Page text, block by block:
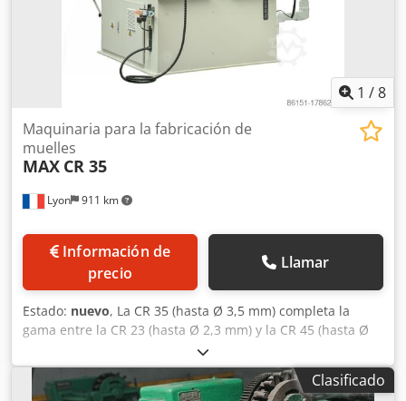
1 /8
Lyon 911 km
Maquinaria para la fabricación de
muelles
MAX CR 35
Información de
precio
Llamar
Estado: nuevo, La CR 35 (hasta Ø 3,5 mm) completa la
gama entre la CR 23 (hasta Ø 2,3 mm) y la CR 45 (hasta Ø
4,5 mm). La máquina tiene entre 12 y 16 ejes, a
continuación se muestran los 12 ejes básicos: - avance del
hilo - rotación del hilo - rotación de la boquilla - unClasificado